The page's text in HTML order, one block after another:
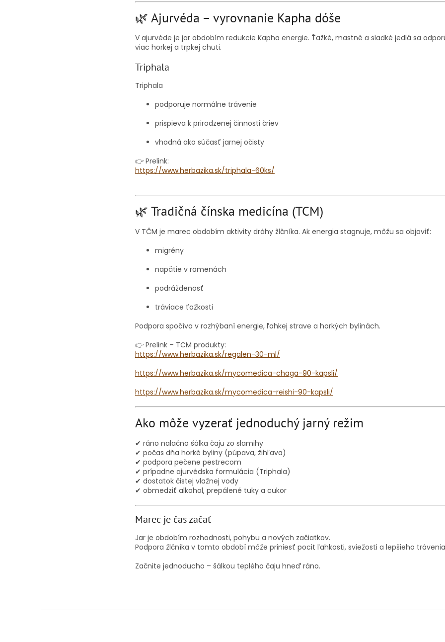
🌿 Ajurvéda – vyrovnanie Kapha dóše
V ajurvéde je jar obdobím redukcie Kapha energie. Ťažké, mastné a sladké jedlá sa
viac horkej a trpkej chuti.
Triphala
Triphala
podporuje normálne trávenie
prispieva k prirodzenej činnosti čriev
vhodná ako súčasť jarnej očisty
👉 Prelink:
https://www.herbazika.sk/triphala-60ks/
🌿 Tradičná čínska medicína (TCM)
V TČM je marec obdobím aktivity dráhy žlčníka. Ak energia stagnuje, môžu sa objaviť:
migrény
napätie v ramenách
podráždenosť
tráviace ťažkosti
Podpora spočíva v rozhýbaní energie, ľahkej strave a horkých bylinách.
👉 Prelink – TCM produkty:
https://www.herbazika.sk/regalen-30-ml/
https://www.herbazika.sk/mycomedica-chaga-90-kapsli/
https://www.herbazika.sk/mycomedica-reishi-90-kapsli/
Ako môže vyzerať jednoduchý jarný režim
✔ ráno nalačno šálka čaju zo slamihy
✔ počas dňa horké byliny (púpava, žihľava)
✔ podpora pečene pestrecom
✔ prípadne ajurvédska formulácia (Triphala)
✔ dostatok čistej vlažnej vody
✔ obmedziť alkohol, prepálené tuky a cukor
Marec je čas začať
Jar je obdobím rozhodnosti, pohybu a nových začiatkov.
Podpora žlčníka v tomto období môže priniesť pocit ľahkosti, sviežosti a lepšieho
Začnite jednoducho – šálkou teplého čaju hneď ráno.